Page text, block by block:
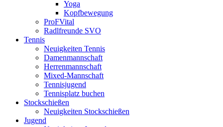
Yoga
Kopfbewegung
ProFVital
Radlfreunde SVO
Tennis
Neuigkeiten Tennis
Damenmannschaft
Herrenmannschaft
Mixed-Mannschaft
Tennisjugend
Tennisplatz buchen
Stockschießen
Neuigkeiten Stockschießen
Jugend